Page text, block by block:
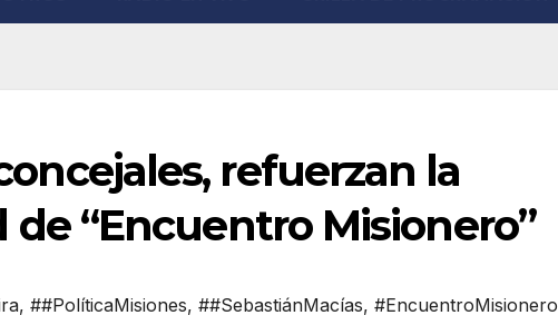
refuerzan la
“Encuentro Misionero”
, ##PolíticaMisiones, ##SebastiánMacías, #EncuentroMisionero